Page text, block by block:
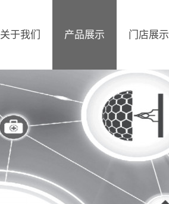
关于我们 产品展示 门店展示